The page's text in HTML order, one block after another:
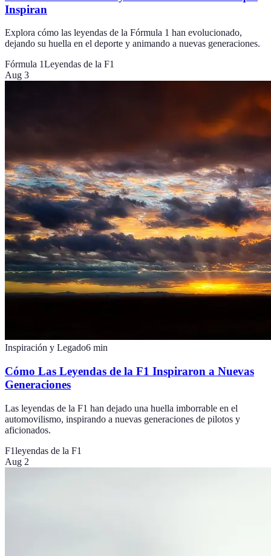
Inspiran
Explora cómo las leyendas de la Fórmula 1 han evolucionado,
dejando su huella en el deporte y animando a nuevas generaciones.
Fórmula 1Leyendas de la F1
Aug 3
Inspiración y Legado6 min
Cómo Las Leyendas de la F1 Inspiraron a Nuevas
Generaciones
Las leyendas de la F1 han dejado una huella imborrable en el
automovilismo, inspirando a nuevas generaciones de pilotos y
aficionados.
F1leyendas de la F1
Aug 2